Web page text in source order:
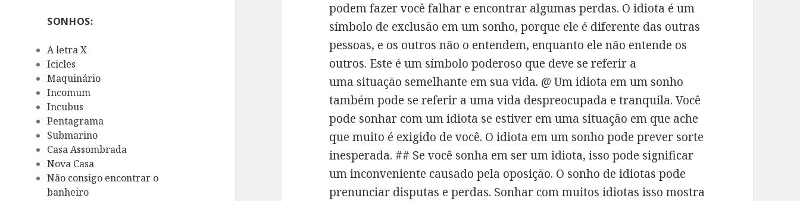
SONHOS:
A letra X
Icicles
Maquinário
Incomum
Incubus
Pentagrama
Submarino
Casa Assombrada
Nova Casa
Não consigo encontrar o
banheiro
podem fazer você falhar e encontrar algumas perdas. O idiota é um
símbolo de exclusão em um sonho, porque ele é diferente das outras
pessoas, e os outros não o entendem, enquanto ele não entende os
outros. Este é um símbolo poderoso que deve se referir a
uma situação semelhante em sua vida. @ Um idiota em um sonho
também pode se referir a uma vida despreocupada e tranquila. Você
pode sonhar com um idiota se estiver em uma situação em que ache
que muito é exigido de você. O idiota em um sonho pode prever sorte
inesperada. ## Se você sonha em ser um idiota, isso pode significar
um inconveniente causado pela oposição. O sonho de idiotas pode
prenunciar disputas e perdas. Sonhar com muitos idiotas isso mostra